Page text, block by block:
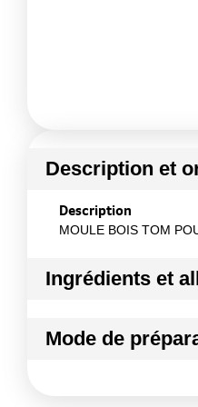
Description et
Description
MOULE BOIS TOM
Ingrédients et
Bois tremble
Mode de